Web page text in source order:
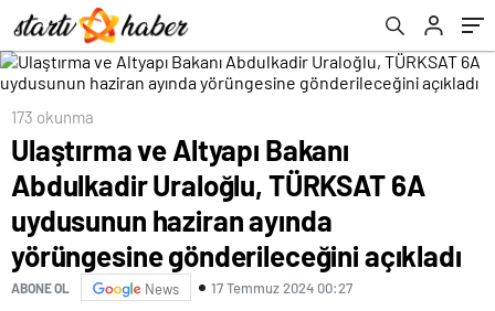
ayında yörüngesine gönderileceğini açıkladı
173 okunma
Ulaştırma ve Altyapı Bakanı
Abdulkadir Uraloğlu, TÜRKSAT 6A
uydusunun haziran ayında
yörüngesine gönderileceğini açıkladı
ABONE OL News 17 Temmuz 2024 00:27